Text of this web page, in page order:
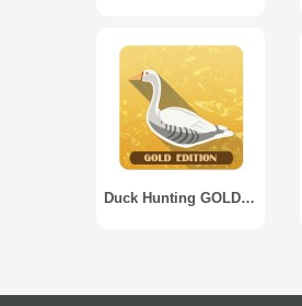
Duck Hunting GOLD Edition / Утиная охота GOLD Edition